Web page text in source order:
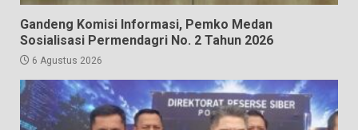
Gandeng Komisi Informasi, Pemko Medan
Sosialisasi Permendagri No. 2 Tahun 2026
6 Agustus 2026